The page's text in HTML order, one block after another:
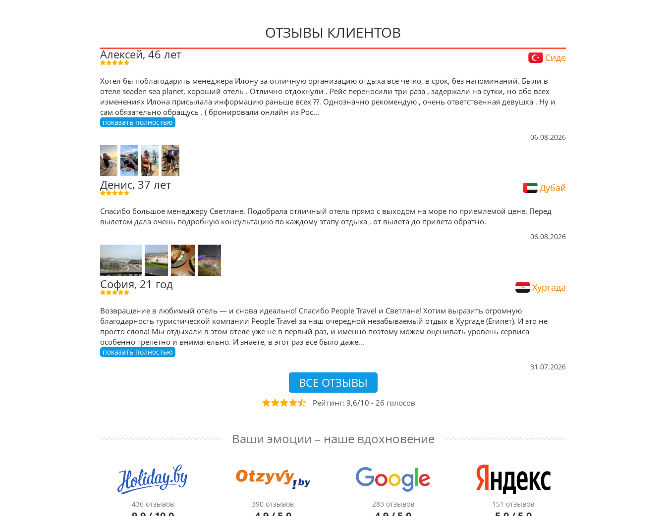
ОТЗЫВЫ КЛИЕНТОВ
Алексей, 46 лет Сиде
Хотел бы поблагодарить менеджера Илону за отличную организацию отдыха все четко, в срок, без напоминаний. Были в
отеле seaden sea planet, хороший отель . Отлично отдохнули . Рейс переносили три раза , задержали на сутки, но обо всех
изменениях Илона присылала информацию раньше всех ??. Однозначно рекомендую , очень ответственная девушка . Ну и
сам обязательно обращусь . ( бронировали онлайн из Рос...
показать полностью
06.08.2026
Денис, 37 лет Дубай
Спасибо большое менеджеру Светлане. Подобрала отличный отель прямо с выходом на море по приемлемой цене. Перед
вылетом дала очень подробную консультацию по каждому этапу отдыха , от вылета до прилета обратно.
06.08.2026
София, 21 год Хургада
Возвращение в любимый отель — и снова идеально! Спасибо People Travel и Светлане! Хотим выразить огромную
благодарность туристической компании People Travel за наш очередной незабываемый отдых в Хургаде (Египет). И это не
просто слова! Мы отдыхали в этом отеле уже не в первый раз, и именно поэтому можем оценивать уровень сервиса
особенно трепетно и внимательно. И знаете, в этот раз всё было даже...
показать полностью
31.07.2026
ВСЕ ОТЗЫВЫ
Рейтинг: 9,6/10 - 26 голосов
Ваши эмоции – наше вдохновение
436 отзывов 390 отзывов 283 отзывов 151 отзывов